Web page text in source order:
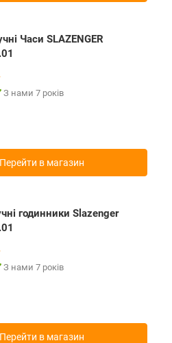
Часи SLAZENGER
З нами 7 років
Перейти в магазин
годинники Slazenger
З нами 7 років
Перейти в магазин